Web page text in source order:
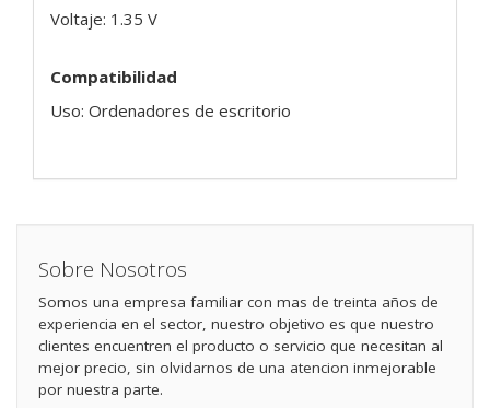
Voltaje: 1.35 V
Compatibilidad
Uso: Ordenadores de escritorio
Sobre Nosotros
Somos una empresa familiar con mas de treinta años de
experiencia en el sector, nuestro objetivo es que nuestro
clientes encuentren el producto o servicio que necesitan al
mejor precio, sin olvidarnos de una atencion inmejorable
por nuestra parte.